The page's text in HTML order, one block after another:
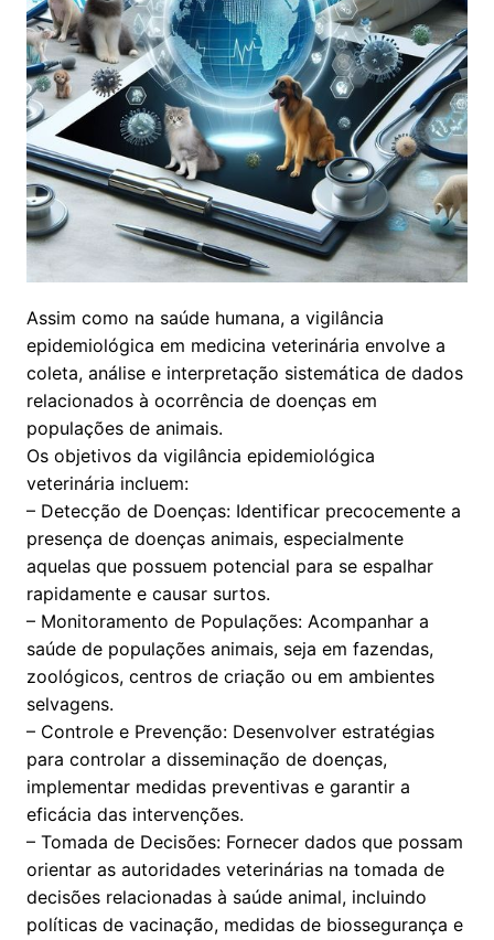
Assim como na saúde humana, a vigilância
epidemiológica em medicina veterinária envolve a
coleta, análise e interpretação sistemática de dados
relacionados à ocorrência de doenças em
populações de animais.
Os objetivos da vigilância epidemiológica
veterinária incluem:
– Detecção de Doenças: Identificar precocemente a
presença de doenças animais, especialmente
aquelas que possuem potencial para se espalhar
rapidamente e causar surtos.
– Monitoramento de Populações: Acompanhar a
saúde de populações animais, seja em fazendas,
zoológicos, centros de criação ou em ambientes
selvagens.
– Controle e Prevenção: Desenvolver estratégias
para controlar a disseminação de doenças,
implementar medidas preventivas e garantir a
eficácia das intervenções.
– Tomada de Decisões: Fornecer dados que possam
orientar as autoridades veterinárias na tomada de
decisões relacionadas à saúde animal, incluindo
políticas de vacinação, medidas de biossegurança e